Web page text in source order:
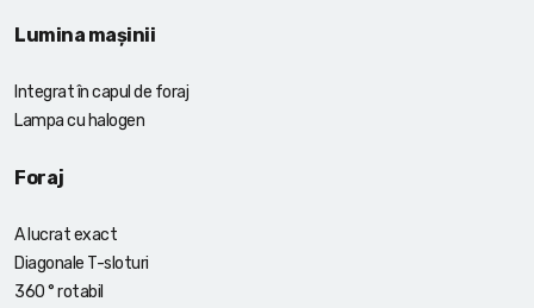
Lumina mașinii
Integrat în capul de foraj
Lampa cu halogen
Foraj
A lucrat exact
Diagonale T-sloturi
360 ° rotabil